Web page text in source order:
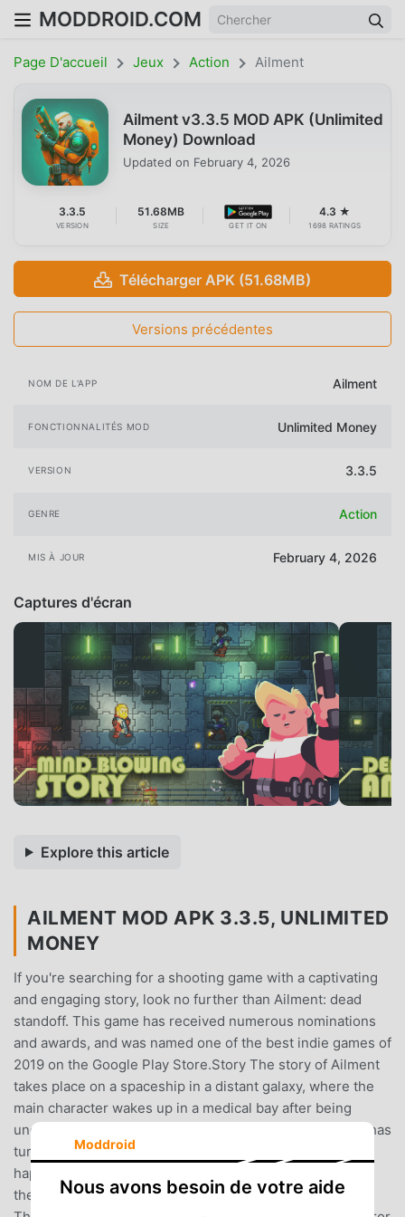
MODDROID.COM
Page D'accueil Jeux Action Ailment
Ailment v3.3.5 MOD APK (Unlimited
Money) Download
Updated on February 4, 2026
3.3.5
VERSION
51.68MB
SIZE GET IT ON
4.3 ★
1698 RATINGS
Télécharger APK (51.68MB)
Versions précédentes
NOM DE L'APP Ailment
FONCTIONNALITÉS MOD Unlimited Money
VERSION 3.3.5
GENRE Action
MIS À JOUR February 4, 2026
Captures d'écran
Explore this article
AILMENT MOD APK 3.3.5, UNLIMITED
MONEY
If you're searching for a shooting game with a captivating
and engaging story, look no further than Ailment: dead
standoff. This game has received numerous nominations
and awards, and was named one of the best indie games of
2019 on the Google Play Store.Story The story of Ailment
takes place on a spaceship in a distant galaxy, where the
main character wakes up in a medical bay after being
unconscious for three days. He discovers that his crew has
turned into enemies and he can't remember what
happened to him or how he got there. He must uncover
the mystery of what occurred on the ship.Game setting
Moddroid
Nous avons besoin de votre aide